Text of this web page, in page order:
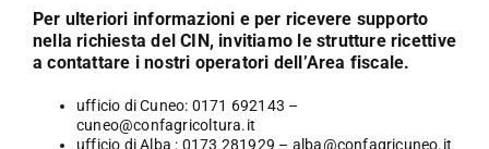
Per ulteriori informazioni e per ricevere supporto
nella richiesta del CIN, invitiamo le strutture ricettive
a contattare i nostri operatori dell’Area fiscale.
ufficio di Cuneo: 0171 692143 –
cuneo@confagricoltura.it
ufficio di Alba : 0173 281929 – alba@confagricuneo.it